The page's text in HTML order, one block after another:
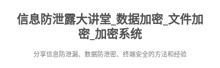
信息防泄露大讲堂_数据加密_文件加
密_加密系统
分享信息防泄漏、数据防泄密、终端安全的方法和经验